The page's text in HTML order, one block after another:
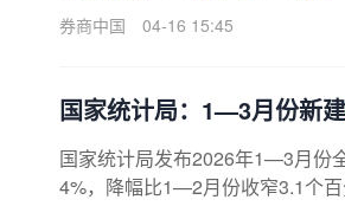
券商中国
04-16 15:45
国家统计局：1—3月份新建
国家统计局发布2026年1—3月份
4%，降幅比1—2月份收窄3.1个